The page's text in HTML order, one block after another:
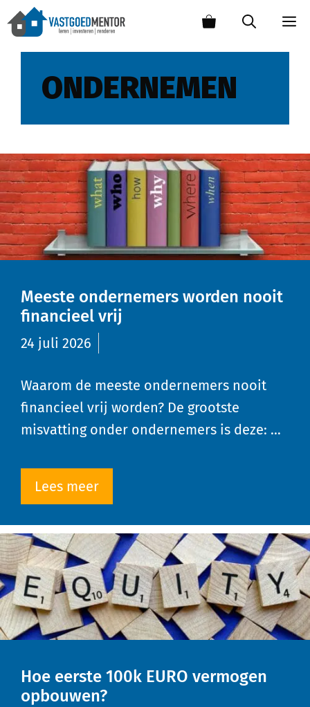
ONDERNEMEN
Meeste ondernemers worden nooit
financieel vrij
24 juli 2026
Waarom de meeste ondernemers nooit
financieel vrij worden? De grootste
misvatting onder ondernemers is deze: …
Lees meer
Hoe eerste 100k EURO vermogen
opbouwen?